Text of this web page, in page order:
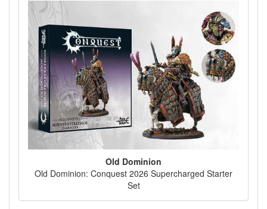
Old Dominion
Old Dominion: Conquest 2026 Supercharged Starter
Set